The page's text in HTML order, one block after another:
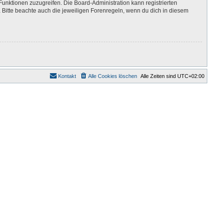
zuzugreifen. Die Board-Administration kann registrierten
beachte auch die jeweiligen Forenregeln, wenn du dich in diesem
Alle Zeiten sind UTC+02:00
Alle Cookies löschen
Kontakt